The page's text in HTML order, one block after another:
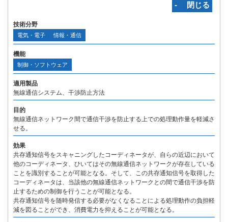
‐ 閉じる
技術分野
電気・電子 情報・通信
機能
制御・ソフトウェア
適用製品
無線通信システム、干渉防止方法
目的
無線通信ネットワーク間で通信干渉を防止する上での処理動作量を軽減さ
せる。
効果
共存通知信号をスキャニングしたコーディネータが、自らの近辺において
他のコーディネータ、ひいてはその無線通信ネットワークが存在している
ことを識別することが可能となる。そして、この共存通知信号を取得した
コーディネータは、当該他の無線通信ネットワークとの間で通信干渉を防
止するための制御を行うことが可能となる。
共存通知信号を随時発信する必要がなくなることによる処理動作の負担軽
減を図ることができ、消費電力を抑えることが可能となる。